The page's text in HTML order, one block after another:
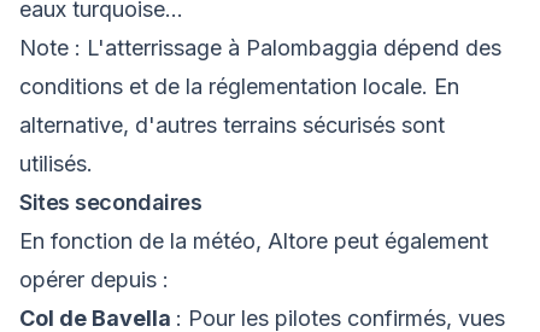
eaux turquoise...
Note : L'atterrissage à Palombaggia dépend des
conditions et de la réglementation locale. En
alternative, d'autres terrains sécurisés sont
utilisés.
Sites secondaires
En fonction de la météo, Altore peut également
opérer depuis :
Col de Bavella : Pour les pilotes confirmés, vues